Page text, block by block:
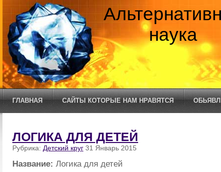
наука
ГЛАВНАЯ САЙТЫ КОТОРЫЕ НАМ НРАВЯТСЯ
ЛОГИКА ДЛЯ ДЕТЕЙ
Рубрика: Детский круг 31 Январь 2015
Название: Логика для детей